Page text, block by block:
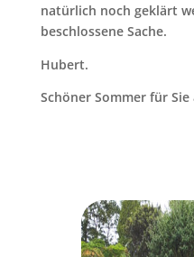
natürlich noch geklärt
beschlossene Sache.
Hubert.
Schöner Sommer für Sie